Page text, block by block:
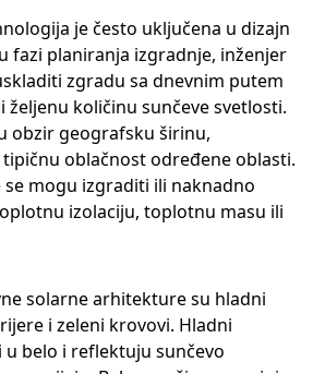
je često uključena u dizajn
fazi planiranja izgradnje, inženjer
zgradu sa dnevnim putem
željenu količinu sunčeve svetlosti.
obzir geografsku širinu,
oblačnost određene oblasti.
mogu izgraditi ili naknadno
izolaciju, toplotnu masu ili
solarne arhitekture su hladni
i zeleni krovovi. Hladni
belo i reflektuju sunčevo